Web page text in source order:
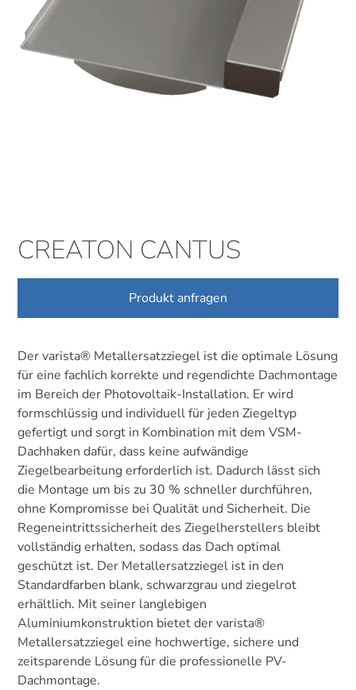
CREATON CANTUS
Produkt anfragen
Der varista® Metallersatzziegel ist die optimale Lösung
für eine fachlich korrekte und regendichte Dachmontage
im Bereich der Photovoltaik-Installation. Er wird
formschlüssig und individuell für jeden Ziegeltyp
gefertigt und sorgt in Kombination mit dem VSM-
Dachhaken dafür, dass keine aufwändige
Ziegelbearbeitung erforderlich ist. Dadurch lässt sich
die Montage um bis zu 30 % schneller durchführen,
ohne Kompromisse bei Qualität und Sicherheit. Die
Regeneintrittssicherheit des Ziegelherstellers bleibt
vollständig erhalten, sodass das Dach optimal
geschützt ist. Der Metallersatzziegel ist in den
Standardfarben blank, schwarzgrau und ziegelrot
erhältlich. Mit seiner langlebigen
Aluminiumkonstruktion bietet der varista®
Metallersatzziegel eine hochwertige, sichere und
zeitsparende Lösung für die professionelle PV-
Dachmontage.